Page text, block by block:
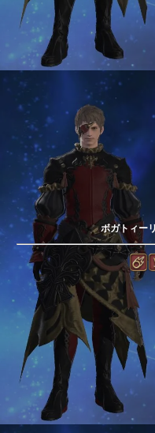
ボガトィー